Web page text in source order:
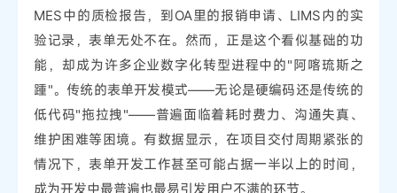
MES中的质检报告，到OA里的报销申请、LIMS内的实
验记录，表单无处不在。然而，正是这个看似基础的功
能，却成为许多企业数字化转型进程中的"阿喀琉斯之
踵"。传统的表单开发模式——无论是硬编码还是传统的
低代码"拖拉拽"——普遍面临着耗时费力、沟通失真、
维护困难等困境。有数据显示，在项目交付周期紧张的
情况下，表单开发工作甚至可能占据一半以上的时间，
成为开发中最普遍也最易引发用户不满的环节。